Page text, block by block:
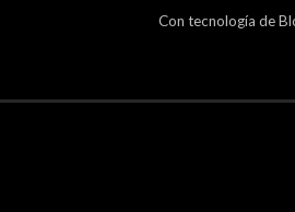
Con tecnología de